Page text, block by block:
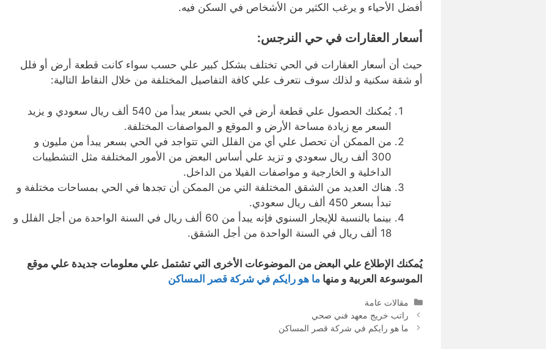
أفضل الأحياء و يرغب الكثير من الأشخاص في السكن فيه.
أسعار العقارات في حي النرجس:
حيث أن أسعار العقارات في الحي تختلف بشكل كبير علي حسب سواء كانت قطعة أرض أو فلل
أو شقة سكنية و لذلك سوف نتعرف علي كافة التفاصيل المختلفة من خلال النقاط التالية:
يُمكنك الحصول علي قطعة أرض في الحي بسعر يبدأ من 540 ألف ريال سعودي و يزيد
السعر مع زيادة مساحة الأرض و الموقع و المواصفات المختلفة.
من الممكن أن تحصل علي أي من الفلل التي تتواجد في الحي بسعر يبدأ من مليون و
300 ألف ريال سعودي و تزيد علي أساس البعض من الأمور المختلفة مثل التشطيبات
الداخلية و الخارجية و مواصفات الفيلا من الداخل.
هناك العديد من الشقق المختلفة التي من الممكن أن تجدها في الحي بمساحات مختلفة و
تبدأ بسعر 450 ألف ريال سعودي.
بينما بالنسبة للإيجار السنوي فإنه يبدأ من 60 ألف ريال في السنة الواحدة من أجل الفلل و
18 ألف ريال في السنة الواحدة من أجل الشقق.
يُمكنك الإطلاع علي البعض من الموضوعات الأخرى التي تشتمل علي معلومات جديدة علي موقع
الموسوعة العربية و منها ما هو رايكم في شركة قصر المساكن
التصنيفات
مقالات عامة
راتب خريج معهد فني صحي
ما هو رايكم في شركة قصر المساكن